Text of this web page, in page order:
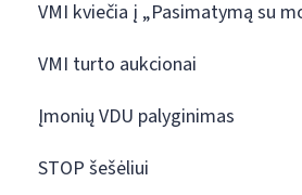
VMI kviečia į „Pasimatymą su
VMI turto aukcionai
Įmonių VDU palyginimas
STOP šešėliui